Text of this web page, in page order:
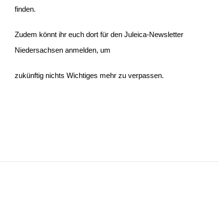
finden.
Zudem könnt ihr euch dort für den Juleica-Newsletter
Niedersachsen anmelden, um
zukünftig nichts Wichtiges mehr zu verpassen.